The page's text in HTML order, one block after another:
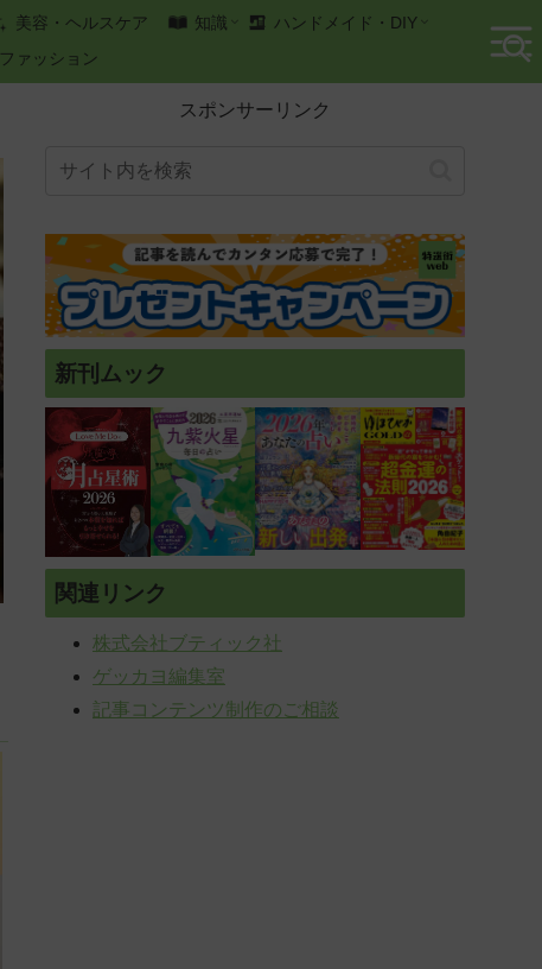
美容・ヘルスケア 知識
ハンドメイド・DIY
ファッション
スポンサーリンク
新刊ムック
関連リンク
株式会社ブティック社
ゲッカヨ編集室
記事コンテンツ制作のご相談